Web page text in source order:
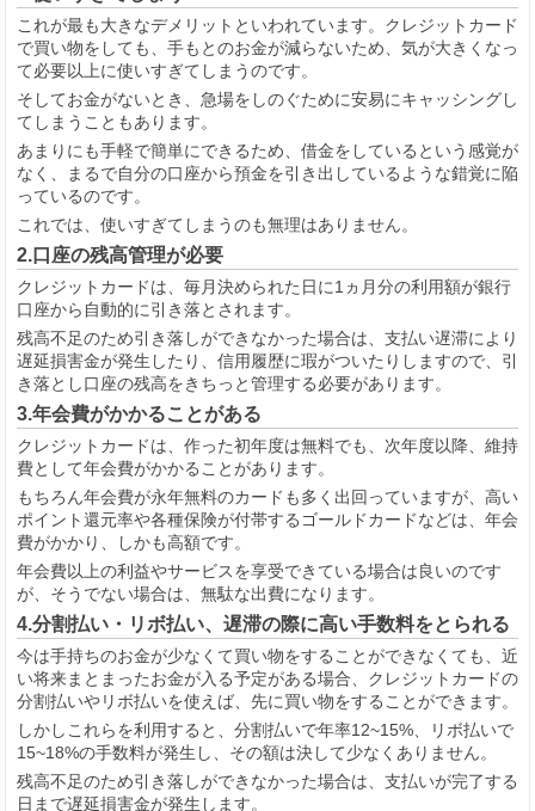
これが最も大きなデメリットといわれています。クレジットカード
で買い物をしても、手もとのお金が減らないため、気が大きくなっ
て必要以上に使いすぎてしまうのです。
そしてお金がないとき、急場をしのぐために安易にキャッシングし
てしまうこともあります。
あまりにも手軽で簡単にできるため、借金をしているという感覚が
なく、まるで自分の口座から預金を引き出しているような錯覚に陥
っているのです。
これでは、使いすぎてしまうのも無理はありません。
2.口座の残高管理が必要
クレジットカードは、毎月決められた日に1ヵ月分の利用額が銀行
口座から自動的に引き落とされます。
残高不足のため引き落しができなかった場合は、支払い遅滞により
遅延損害金が発生したり、信用履歴に瑕がついたりしますので、引
き落とし口座の残高をきちっと管理する必要があります。
3.年会費がかかることがある
クレジットカードは、作った初年度は無料でも、次年度以降、維持
費として年会費がかかることがあります。
もちろん年会費が永年無料のカードも多く出回っていますが、高い
ポイント還元率や各種保険が付帯するゴールドカードなどは、年会
費がかかり、しかも高額です。
年会費以上の利益やサービスを享受できている場合は良いのです
が、そうでない場合は、無駄な出費になります。
4.分割払い・リボ払い、遅滞の際に高い手数料をとられる
今は手持ちのお金が少なくて買い物をすることができなくても、近
い将来まとまったお金が入る予定がある場合、クレジットカードの
分割払いやリボ払いを使えば、先に買い物をすることができます。
しかしこれらを利用すると、分割払いで年率12~15%、リボ払いで
15~18%の手数料が発生し、その額は決して少なくありません。
残高不足のため引き落しができなかった場合は、支払いが完了する
日まで遅延損害金が発生します。